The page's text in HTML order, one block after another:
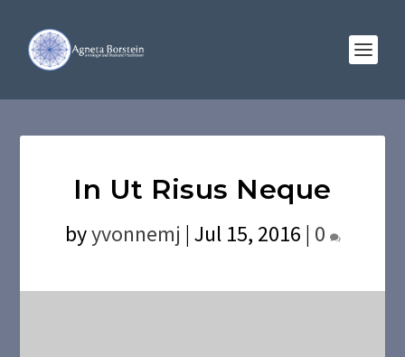
In Ut Risus Neque
byyvonnemj | Jul 15, 2016 | 0